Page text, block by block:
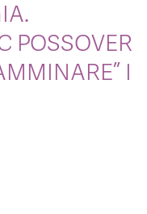
POSSOVER
I